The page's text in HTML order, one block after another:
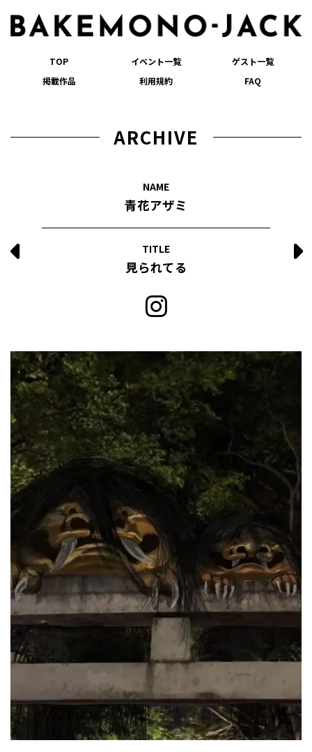
TOP イベント一覧
ゲスト一覧
掲載作品
利用規約 FAQ
ARCHIVE
NAME
青花アザミ
TITLE
見られてる